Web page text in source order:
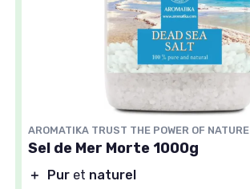
AROMATIKA TRUST THE POWER OF NATURE
Sel de Mer Morte 1000g
＋ Pur et naturel